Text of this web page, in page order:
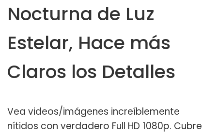
Nocturna de Luz
Estelar, Hace más
Claros los Detalles
Vea videos/imágenes increíblemente
nítidos con verdadero Full HD 1080p. Cubre